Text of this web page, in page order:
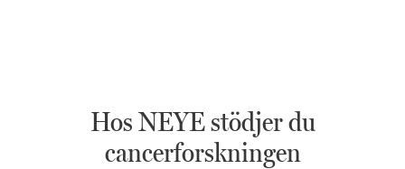
Hos NEYE stödjer du
cancerforskningen